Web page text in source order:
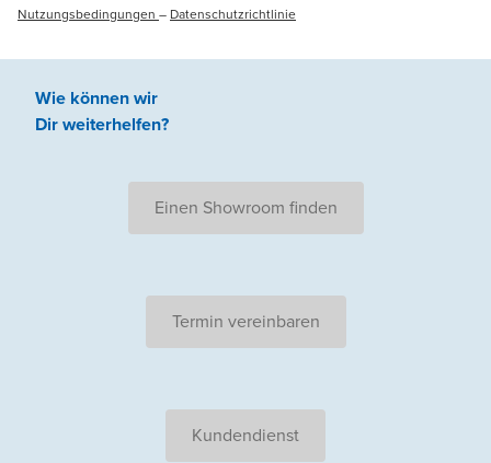
Nutzungsbedingungen – Datenschutzrichtlinie
Wie können wir
Dir weiterhelfen?
Einen Showroom finden
Termin vereinbaren
Kundendienst